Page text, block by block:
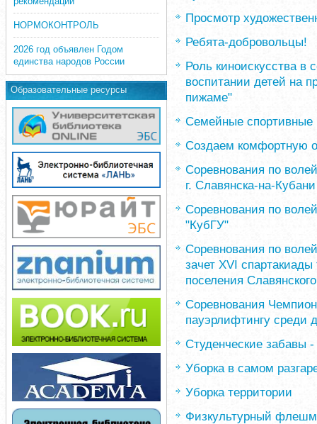
НОРМОКОНТРОЛЬ
2026 год объявлен Годом
единства народов России
Образовательные ресурсы
Просмотр
Ребята-добровольцы!
Роль киноискусства в
воспитании детей на
пижаме"
Семейные спортивные
Создаем комфортную
Соревнования по
г. Славянска-на-Кубани
Соревнования по
"КубГУ"
Соревнования по
зачет XVI
поселения
Соревнования
пауэрлифтингу среди
Студенческие забавы -
Уборка в самом
Уборка территории
Физкультурный